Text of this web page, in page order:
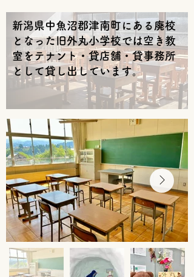
新潟県中魚沼郡津南町にある​廃校
となった旧外丸小学校では空き教
室をテナント・貸店舗・貸事務所
として貸し出しています。